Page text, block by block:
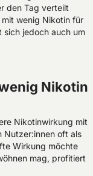
den Tag verteilt
mit wenig Nikotin für
sich jedoch auch um
Nikotin
Nikotinwirkung mit
Nutzer:innen oft als
Wirkung möchte
mag, profitiert